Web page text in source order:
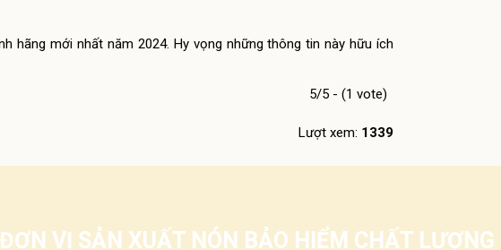
hãng mới nhất năm 2024. Hy vọng những thông tin này hữu ích
5/5 - (1 vote)
Lượt xem: 1339
VỊ SẢN XUẤT NÓN BẢO HIỂM CHẤT LƯỢNG